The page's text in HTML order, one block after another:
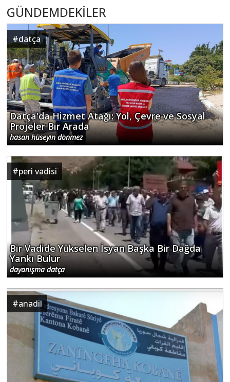
GÜNDEMDEKİLER
#datça
Datça'da Hizmet Atağı: Yol, Çevre ve Sosyal
Projeler Bir Arada
hasan hüseyin dönmez
#peri vadisi
Bir Vadide Yükselen İsyan Başka Bir Dağda
Yankı Bulur
dayanışma datça
#anadil